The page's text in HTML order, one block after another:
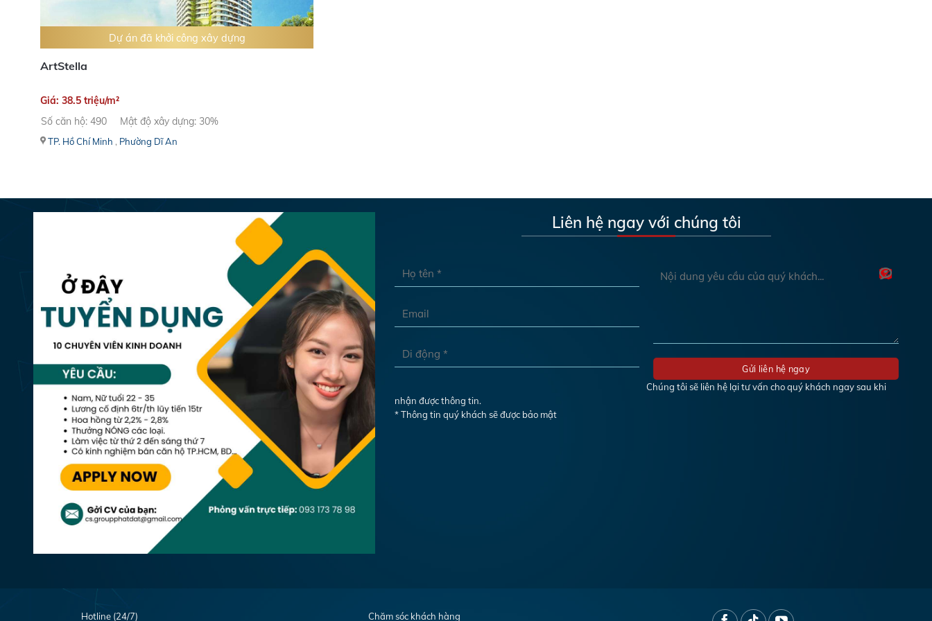
Dự án đã khởi công xây dựng
ArtStella
Giá: 38.5 triệu/m²
Số căn hộ: 490
Mật độ xây dựng: 30%
TP. Hồ Chí Minh , Phường Dĩ An
Liên hệ ngay với chúng tôi
Chúng tôi sẽ liên hệ lại tư vấn cho quý khách ngay sau khi
nhận được thông tin.
* Thông tin quý khách sẽ được bảo mật
Hotline (24/7) Chăm sóc khách hàng